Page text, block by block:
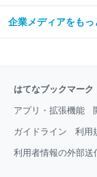
企業メディアをもっ
はてなブックマーク
アプリ・拡張機能
ガイドライン 利用
利用者情報の外部送